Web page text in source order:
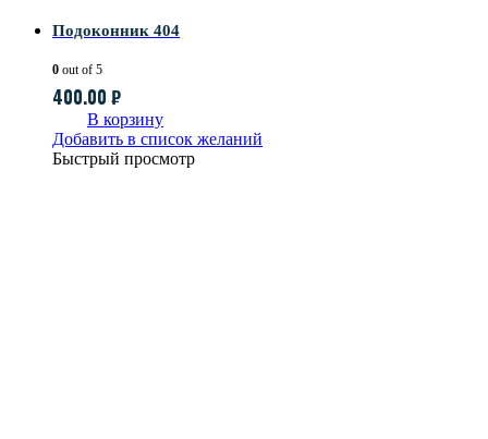
Подоконник 404
0 out of 5
400.00 ₽
В корзину
Добавить в список желаний
Быстрый просмотр